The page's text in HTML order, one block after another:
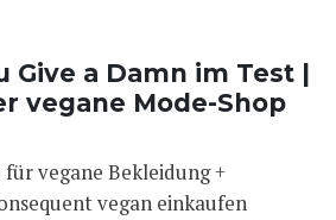
Give a Damn im Test |
vegane Mode-Shop
vegane Bekleidung +
vegan einkaufen